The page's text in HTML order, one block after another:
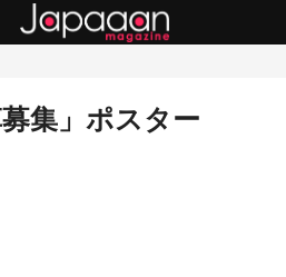
集」ポスター